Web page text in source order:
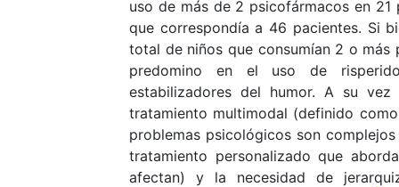
uso de más de 2 psicofármacos en
que correspondía a 46 pacientes. Si
total de niños que consumían 2 o
predomino en el uso de
estabilizadores del humor. A su
tratamiento multimodal (definido
problemas psicológicos son
tratamiento personalizado que
afectan) y la necesidad de